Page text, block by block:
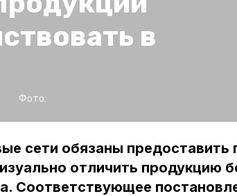
в
Фото:
сети обязаны предоставить
отличить продукцию
Соответствующее